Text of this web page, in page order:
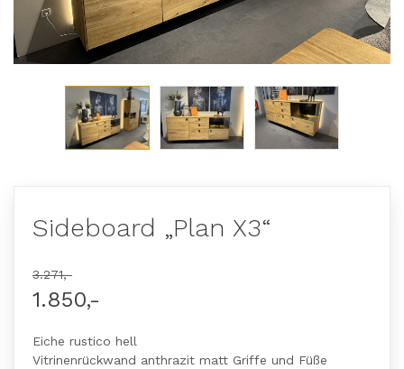
Sideboard „Plan X3“
3.271,-
1.850,-
Eiche rustico hell
Vitrinenrückwand anthrazit matt Griffe und Füße